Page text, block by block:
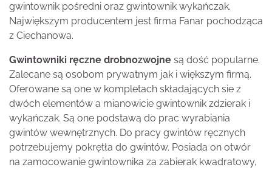
gwintownik pośredni oraz gwintownik wykańczak.
Największym producentem jest firma Fanar pochodząca
z Ciechanowa.
Gwintowniki ręczne drobnozwojne są dość popularne.
Zalecane są osobom prywatnym jak i większym firmą.
Oferowane są one w kompletach składających sie z
dwóch elementów a mianowicie gwintownik zdzierak i
wykańczak. Są one podstawą do prac wyrabiania
gwintów wewnętrznych. Do pracy gwintów ręcznych
potrzebujemy pokrętła do gwintów. Posiada on otwór
na zamocowanie gwintownika za zabierak kwadratowy,